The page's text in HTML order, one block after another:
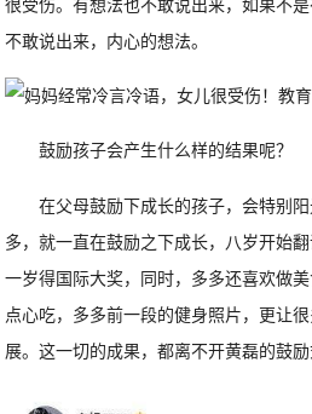
不敢说出来，内心的想法。
鼓励孩子会产生什么样的结果呢？
在父母鼓励下成长的孩子，会特别
多，就一直在鼓励之下成长，八岁开始
一岁得国际大奖，同时，多多还喜欢做
点心吃，多多前一段的健身照片，更让
展。这一切的成果，都离不开黄磊的鼓励